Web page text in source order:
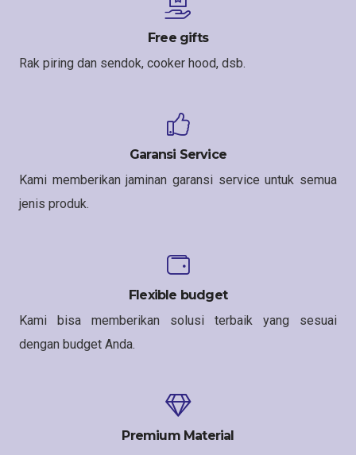
Free gifts
Rak piring dan sendok, cooker hood, dsb.
Garansi Service
Kami memberikan jaminan garansi service untuk semua
jenis produk.
Flexible budget
Kami bisa memberikan solusi terbaik yang sesuai
dengan budget Anda.
Premium Material